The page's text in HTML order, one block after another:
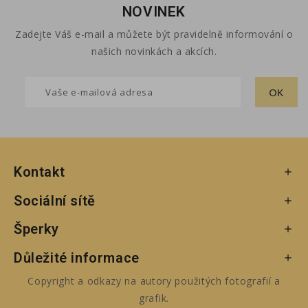
NOVINEK
Zadejte Váš e-mail a můžete být pravidelně informování o
našich novinkách a akcích.
Kontakt 
Sociální sítě 
Šperky 
Důležité informace 
Copyright a odkazy na autory použitých fotografií a
grafik.